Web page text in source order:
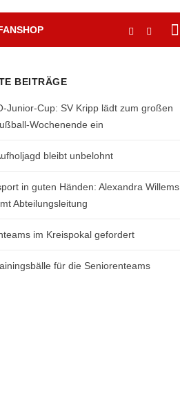
BEITRÄGE
Junior-Cup: SV Kripp lädt zum großen
Wochenende ein
bleibt unbelohnt
in guten Händen: Alexandra Willems
Abteilungsleitung
im Kreispokal gefordert
für die Seniorenteams